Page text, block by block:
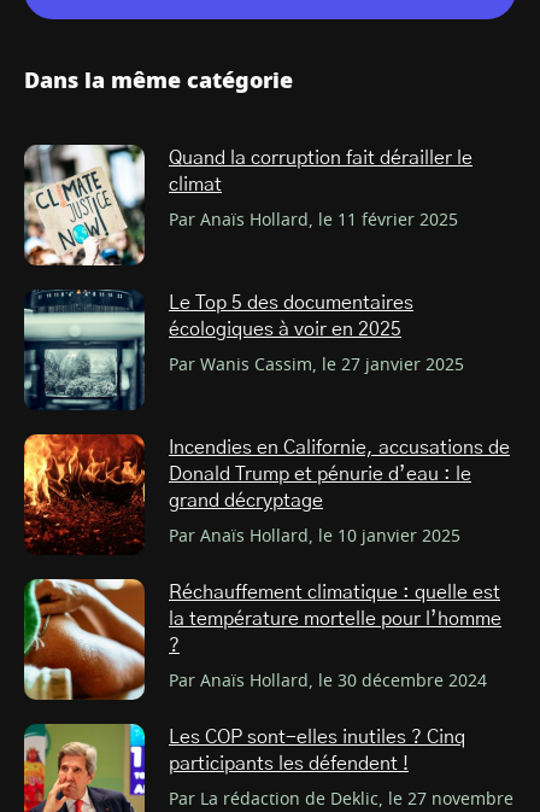
Dans la même catégorie
Quand la corruption fait dérailler le
climat
Par Anaïs Hollard, le 11 février 2025
Le Top 5 des documentaires
écologiques à voir en 2025
Par Wanis Cassim, le 27 janvier 2025
Incendies en Californie, accusations de
Donald Trump et pénurie d’eau : le
grand décryptage
Par Anaïs Hollard, le 10 janvier 2025
Réchauffement climatique : quelle est
la température mortelle pour l’homme
?
Par Anaïs Hollard, le 30 décembre 2024
Les COP sont-elles inutiles ? Cinq
participants les défendent !
Par La rédaction de Deklic, le 27 novembre